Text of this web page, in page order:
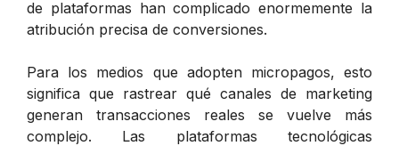
de plataformas han complicado enormemente la
atribución precisa de conversiones.
Para los medios que adopten micropagos, esto
significa que rastrear qué canales de marketing
generan transacciones reales se vuelve más
complejo. Las plataformas tecnológicas